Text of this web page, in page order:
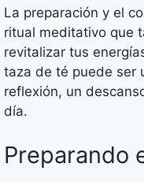
La preparación y el
ritual meditativo que
revitalizar tus
taza de té puede ser
reflexión, un
día.
Preparando